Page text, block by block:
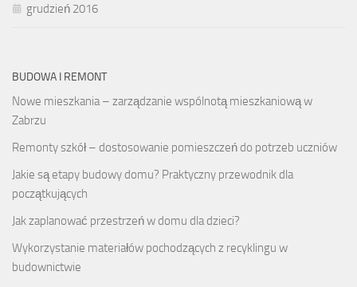
grudzień 2016
BUDOWA I REMONT
Nowe mieszkania – zarządzanie wspólnotą mieszkaniową w
Zabrzu
Remonty szkół – dostosowanie pomieszczeń do potrzeb uczniów
Jakie są etapy budowy domu? Praktyczny przewodnik dla
początkujących
Jak zaplanować przestrzeń w domu dla dzieci?
Wykorzystanie materiałów pochodzących z recyklingu w
budownictwie